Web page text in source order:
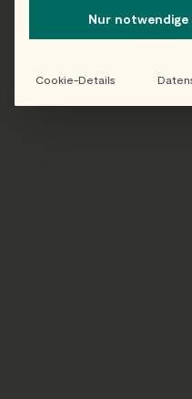
Folge uns auf
Nur
Cookie-Details